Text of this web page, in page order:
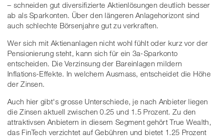
– schneiden gut diversifizierte Aktienlösungen deutlich besser
ab als Sparkonten. Über den längeren Anlagehorizont sind
auch schlechte Börsenjahre gut zu verkraften.
Wer sich mit Aktienanlagen nicht wohl fühlt oder kurz vor der
Pensionierung steht, kann sich für ein 3a-Sparkonto
entscheiden. Die Verzinsung der Bareinlagen mildern
Inflations-Effekte. In welchem Ausmass, entscheidet die Höhe
der Zinsen.
Auch hier gibt's grosse Unterschiede, je nach Anbieter liegen
die Zinsen aktuell zwischen 0.25 und 1.5 Prozent. Zu den
attraktivsen Anbietern in diesem Segment gehört True Wealth,
das FinTech verzichtet auf Gebühren und bietet 1.25 Prozent